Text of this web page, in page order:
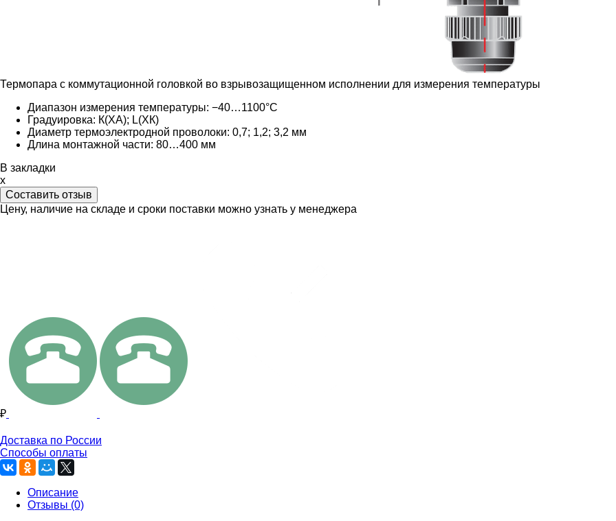
Термопара с коммутационной головкой во взрывозащищенном исполнении для измерения температуры
Диапазон измерения температуры: −40…1100°С
Градуировка: К(ХА); L(ХК)
Диаметр термоэлектродной проволоки: 0,7; 1,2; 3,2 мм
Длина монтажной части: 80…400 мм
В закладки
x
Составить отзыв
Цену, наличие на складе и сроки поставки можно узнать у менеджера
₽
Доставка по России
Способы оплаты
Описание
Отзывы (0)